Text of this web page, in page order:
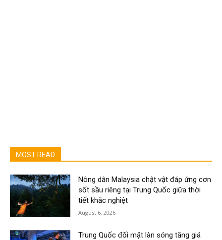
MOST READ
Nông dân Malaysia chật vật đáp ứng cơn
sốt sầu riêng tại Trung Quốc giữa thời
tiết khắc nghiệt
August 6, 2026
Trung Quốc đối mặt làn sóng tăng giá